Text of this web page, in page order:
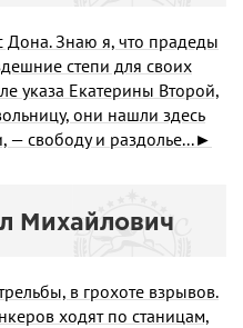
Дона. Знаю я, что прадеды
степи для своих
указа Екатерины Второй,
они нашли здесь
— свободу и раздолье...►
Михайлович
в грохоте взрывов.
ходят по станицам,